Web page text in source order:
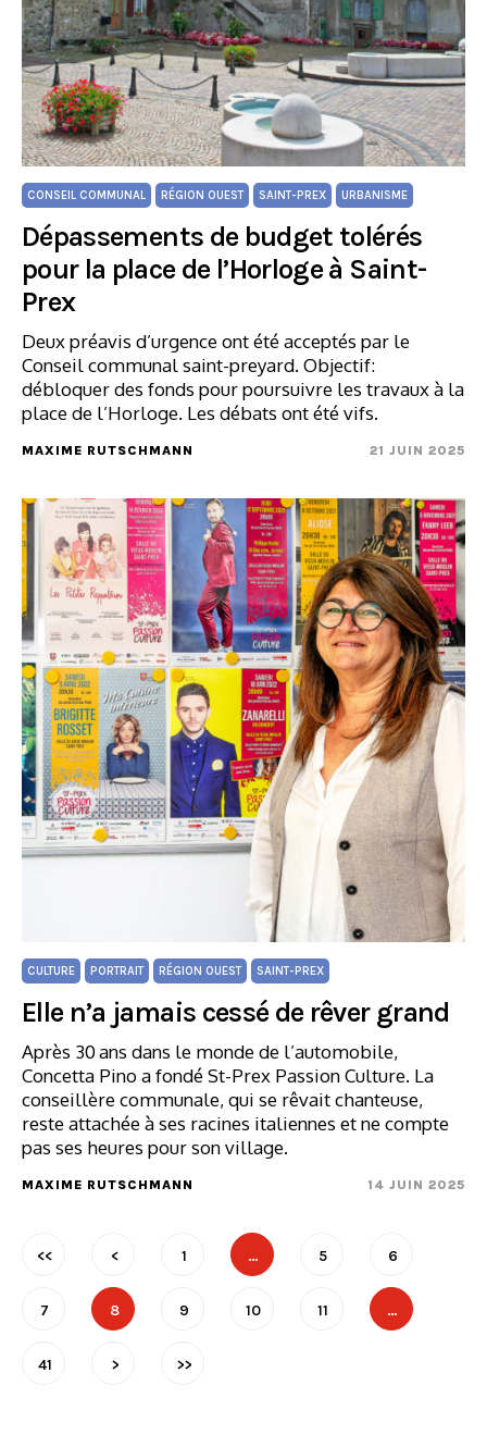
CONSEIL COMMUNAL RÉGION OUEST SAINT-PREX URBANISME
Dépassements de budget tolérés
pour la place de l’Horloge à Saint-
Prex
Deux préavis d’urgence ont été acceptés par le
Conseil communal saint-preyard. Objectif:
débloquer des fonds pour poursuivre les travaux à la
place de l’Horloge. Les débats ont été vifs.
MAXIME RUTSCHMANN 21 JUIN 2025
CULTURE PORTRAIT RÉGION OUEST SAINT-PREX
Elle n’a jamais cessé de rêver grand
Après 30 ans dans le monde de l’automobile,
Concetta Pino a fondé St-Prex Passion Culture. La
conseillère communale, qui se rêvait chanteuse,
reste attachée à ses racines italiennes et ne compte
pas ses heures pour son village.
MAXIME RUTSCHMANN 14 JUIN 2025
<< < 1 … 5 6
7 8 9 10 11 …
41 > >>